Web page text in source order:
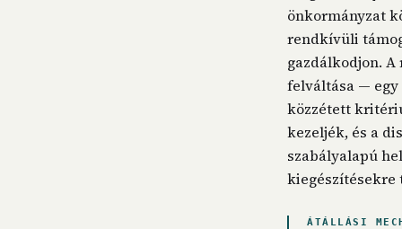
önkormányzat
rendkívüli
gazdálkodjon.
felváltása — egy
közzétett
kezeljék, és a
szabályalapú
kiegészítésekre
ÁTÁLLÁSI